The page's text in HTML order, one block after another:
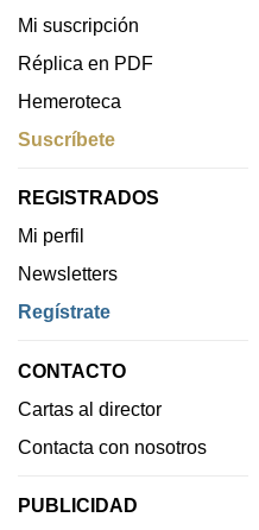
Mi suscripción
Réplica en PDF
Hemeroteca
Suscríbete
REGISTRADOS
Mi perfil
Newsletters
Regístrate
CONTACTO
Cartas al director
Contacta con nosotros
PUBLICIDAD